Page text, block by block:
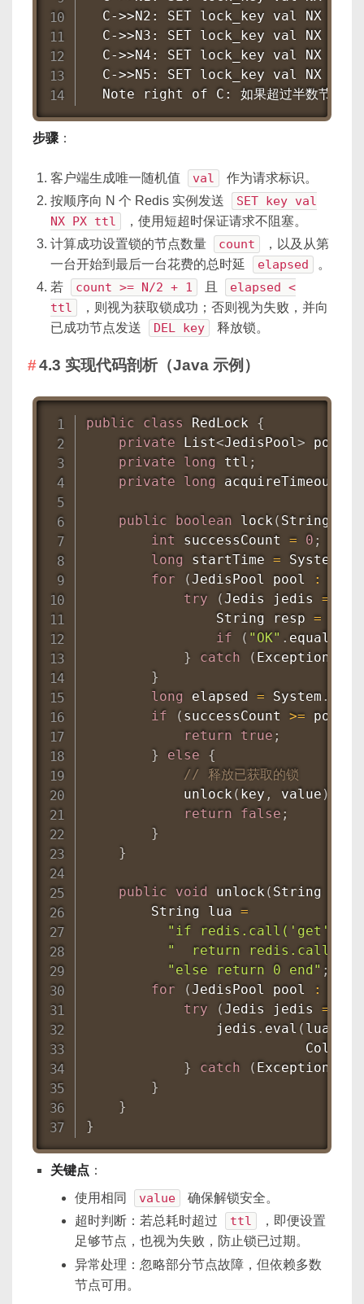
C->>N2: SET lock_key val NX PX
C->>N3: SET lock_key val NX PX
C->>N4: SET lock_key val NX PX
C->>N5: SET lock_key val NX PX
Note right of C: 如果超过半数节点成
步骤 ：
客户端生成唯一随机值 val
作为请求标识。
按顺序向 N 个 Redis 实例发送
SET key val
NX PX ttl
，使用短超时保证请求不阻塞。
计算成功设置锁的节点数量
count
，以及从第
一台开始到最后一台花费的总时延
elapsed
。
若
count >= N/2 + 1 且
elapsed <
ttl
，则视为获取锁成功；否则视为失败，并向
已成功节点发送
DEL key 释放锁。
4.3 实现代码剖析（Java 示例）
public class RedLock
{
private
List<JedisPool> pools
private
long ttl ;
private
long acquireTimeout
public boolean lock( String
int successCount = 0 ;
long startTime = System
for
(JedisPool pool :
try
(Jedis jedis =
String resp =
if
( "OK" . equals
}
catch ( Exception
}
long elapsed = System .
if
( successCount >= pools
return
true ;
}
else
{
// 释放已获取的锁
unlock( key , value )
return
false ;
}
}
public void unlock( String
String lua =
"if redis.call('get',
"  return
"else return 0 end" ;
for
(JedisPool pool :
try
(Jedis jedis =
                jedis
. eval ( lua
}
catch ( Exception
}
}
}
关键点 ：
使用相同 value
确保解锁安全。
超时判断：若总耗时超过
ttl
，即便设置
足够节点，也视为失败，防止锁已过期。
异常处理：忽略部分节点故障，但依赖多数
节点可用。